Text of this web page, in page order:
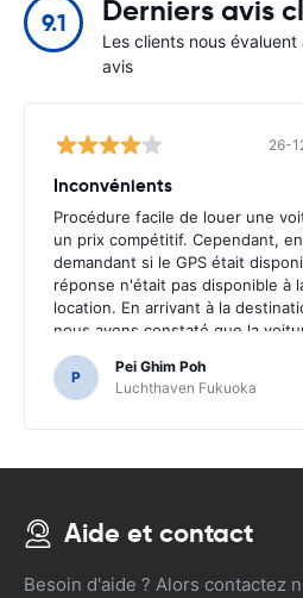
9.1 Derniers avis
Les clients nous
avis
26-
Inconvénients
Procédure facile de louer une
un prix compétitif. Cependant, en
demandant si le GPS était
réponse n'était pas disponible à
location. En arrivant à la
nous avons constaté que la
était équipée du GPS.Il aurait été
terrible si nous avions décidé
un GPS car il était nécessaire de
P
Pei Ghim Poh
Luchthaven Fukuoka
Aide et contact
Besoin d'aide ? Alors contactez